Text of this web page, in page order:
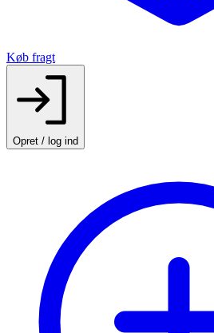
Køb fragt
Opret / log ind